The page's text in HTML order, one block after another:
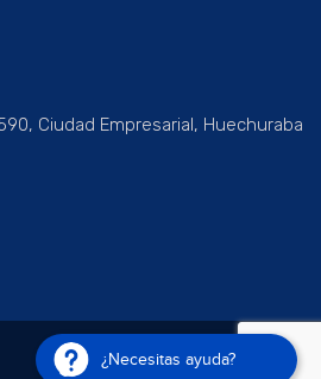
Ciudad Empresarial, Huechuraba